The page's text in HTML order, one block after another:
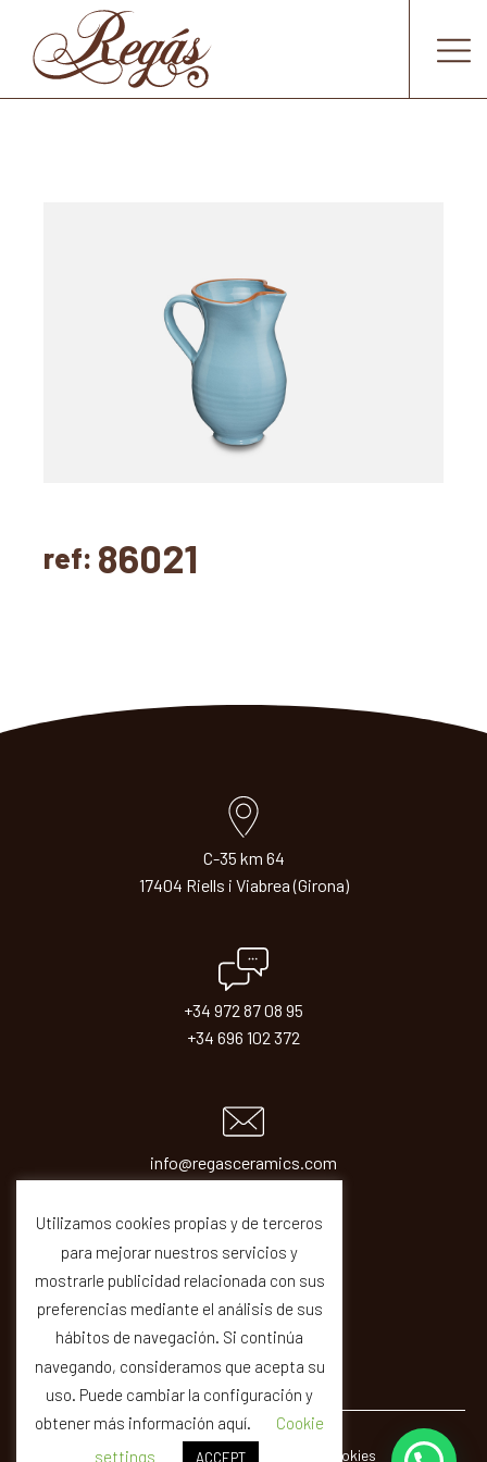
ref: 86021
C-35 km 64
17404 Riells i Viabrea (Girona)
+34 972 87 08 95
+34 696 102 372
info@regasceramics.com
© REGAS · Legal Privacity Cookies Quality
Utilizamos cookies propias y de terceros
para mejorar nuestros servicios y
mostrarle publicidad relacionada con sus
preferencias mediante el análisis de sus
hábitos de navegación. Si continúa
navegando, consideramos que acepta su
uso. Puede cambiar la configuración y
obtener más información aquí.
Cookie
settings
ACCEPT